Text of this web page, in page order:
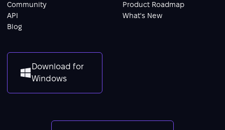
Community
API
Blog
Product Roadmap
What's New
Download for
Windows